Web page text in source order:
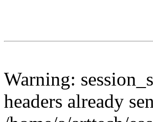
Warning:
headers already